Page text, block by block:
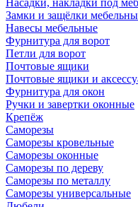
Насадки, накладки под
Замки и защёлки
Навесы мебельные
Фурнитура для ворот
Петли для ворот
Почтовые ящики
Почтовые ящики и
Фурнитура для окон
Ручки и завертки оконные
Крепёж
Саморезы
Саморезы кровельные
Саморезы оконные
Саморезы по дереву
Саморезы по металлу
Саморезы универсальные